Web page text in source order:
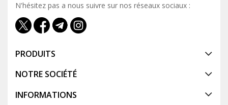
N'hésitez pas a nous suivre sur nos réseaux sociaux :
PRODUITS
NOTRE SOCIÉTÉ
INFORMATIONS